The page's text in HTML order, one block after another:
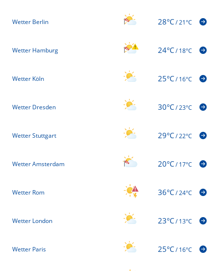
Wetter Berlin 28°C/21°C
Wetter Hamburg 24°C/18°C
Wetter Köln 25°C/16°C
Wetter Dresden 30°C/23°C
Wetter Stuttgart 29°C/22°C
Wetter Amsterdam 20°C/17°C
Wetter Rom 36°C/24°C
Wetter London 23°C/13°C
Wetter Paris 25°C/16°C